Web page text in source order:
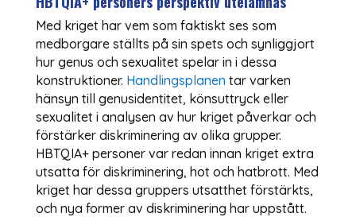
Med kriget har vem som faktiskt ses som
medborgare ställts på sin spets och synliggjort
hur genus och sexualitet spelar in i dessa
konstruktioner. Handlingsplanen tar varken
hänsyn till genusidentitet, könsuttryck eller
sexualitet i analysen av hur kriget påverkar och
förstärker diskriminering av olika grupper.
HBTQIA+ personer var redan innan kriget extra
utsatta för diskriminering, hot och hatbrott. Med
kriget har dessa gruppers utsatthet förstärkts,
och nya former av diskriminering har uppstått.